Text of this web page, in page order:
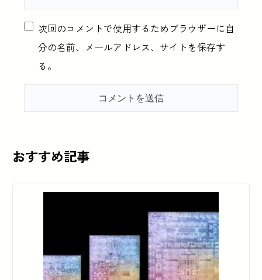
次回のコメントで使用するためブラウザーに自
分の名前、メールアドレス、サイトを保存す
る。
おすすめ記事